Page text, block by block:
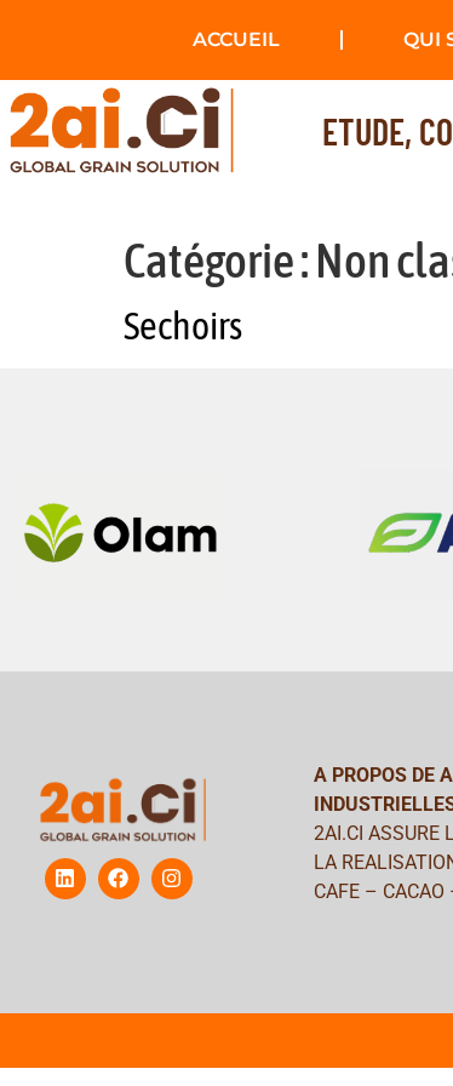
ETUDE,
ACCUEIL QUI
Catégorie : Non
Sechoirs
A PROPOS DE
2AI.CI ASSURE
LA
CAFE – CACAO